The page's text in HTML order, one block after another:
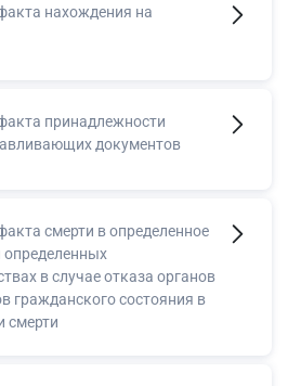
нахождения на
принадлежности
документов
смерти в определенное
определенных
в случае отказа органов
гражданского состояния в
смерти